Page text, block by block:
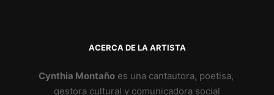
ACERCA DE LA ARTISTA
Cynthia Montañoes una cantautora, poetisa,
gestora cultural y comunicadora social